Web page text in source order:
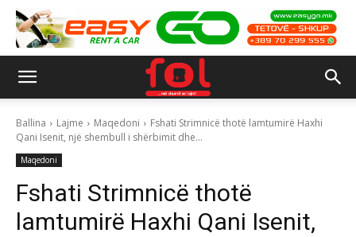
Ballina Lajme Maqedoni
Fshati Strimnicë thotë lamtumirë Haxhi
Qani Isenit, një shembull i shërbimit dhe...
Maqedoni
Fshati Strimnicë thotë
lamtumirë Haxhi Qani Isenit,